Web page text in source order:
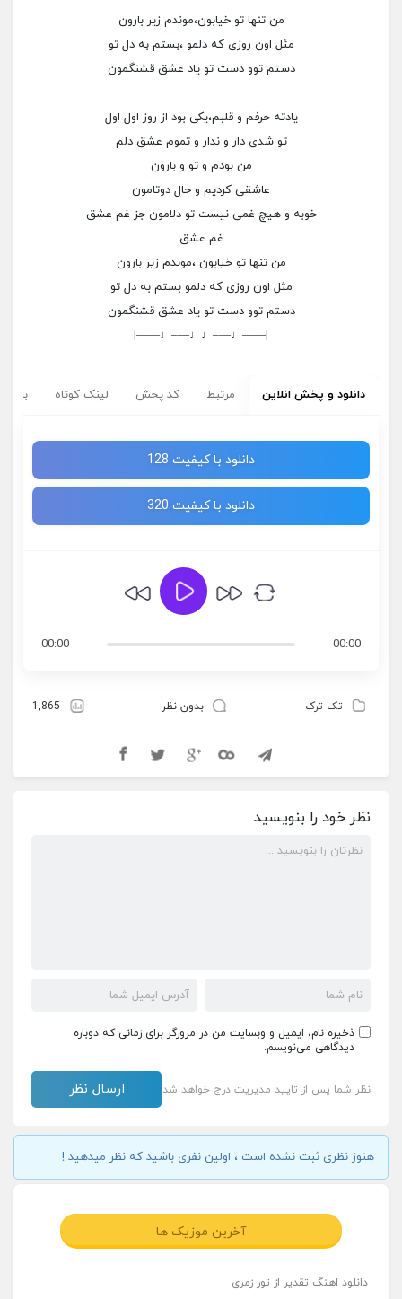
من تنها تو خیابون،موندم زیر بارون
مثل اون روزی که دلمو ،بستم به دل تو
دستم توو دست تو یاد عشق قشنگمون
یادته حرفم و قلبم،یکی بود از روز اول اول
تو شدی دار و ندار و تموم عشق دلم
من بودم و تو و بارون
عاشقی کردیم و حال دوتامون
خوبه و هیچ غمی نیست تو دلامون جز غم عشق
غم عشق
من تنها تو خیابون ،موندم زیر بارون
مثل اون روزی که دلمو بستم به دل تو
دستم توو دست تو یاد عشق قشنگمون
|——♩—–♩♩—–♩——|
دانلود و پخش انلاین مرتبط کد پخش لینک کوتاه
دانلود با کیفیت 128
دانلود با کیفیت 320
00:00
00:00
تک ترک بدون نظر 1,865
نظر خود را بنویسید
ذخیره نام، ایمیل و وبسایت من در مرورگر برای زمانی که دوباره
دیدگاهی می‌نویسم.
نظر شما پس از تایید مدیریت درج خواهد شد
هنوز نظری ثبت نشده است ، اولین نفری باشید که نظر میدهید !
آخرین موزیک ها
دانلود اهنگ تقدیر از تور زمری